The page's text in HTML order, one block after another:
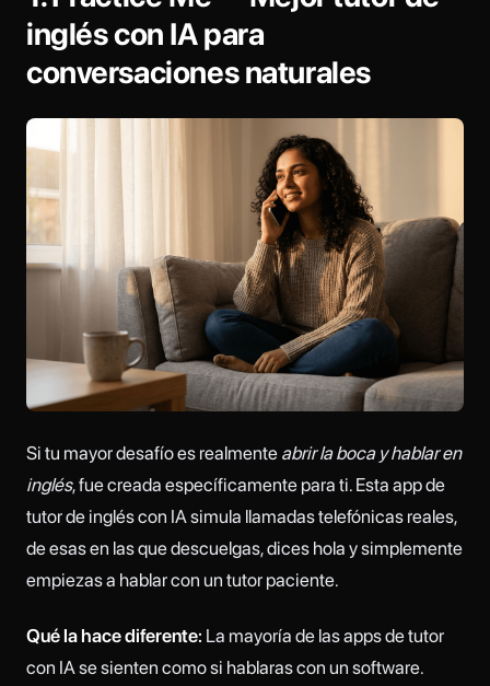
inglés con IA para
conversaciones naturales
Si tu mayor desafío es realmente abrir la boca y hablar en
inglés,fue creada específicamente para ti. Esta app de
tutor de inglés con IA simula llamadas telefónicas reales,
de esas en las que descuelgas, dices hola y simplemente
empiezas a hablar con un tutor paciente.
Qué la hace diferente: La mayoría de las apps de tutor
con IA se sienten como si hablaras con un software.